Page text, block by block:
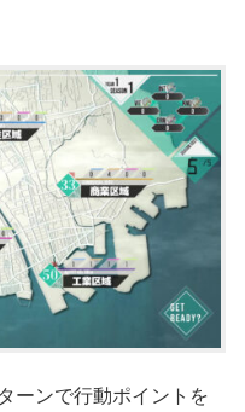
ーンで行動ポイントを